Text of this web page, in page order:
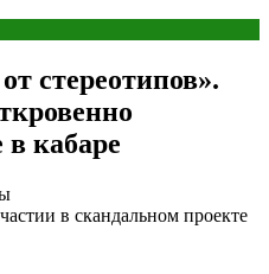
стереотипов».
в кабаре
в скандальном проекте